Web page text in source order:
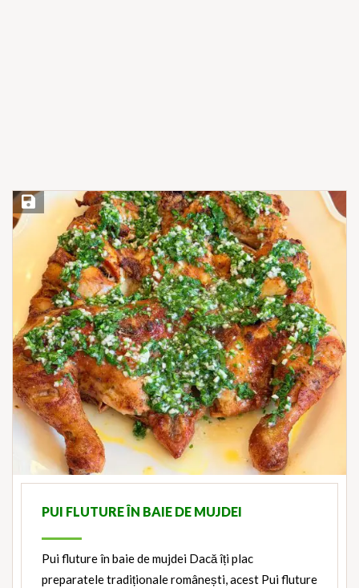
Save Recipe
PUI FLUTURE ÎN BAIE DE MUJDEI
Pui fluture în baie de mujdei Dacă îți plac
preparatele tradiționale românești, acest Pui fluture